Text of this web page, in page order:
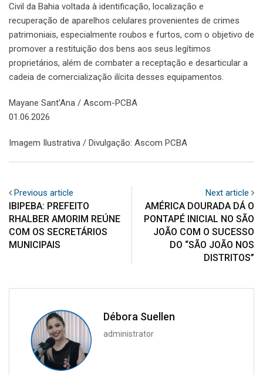
Civil da Bahia voltada à identificação, localização e
recuperação de aparelhos celulares provenientes de crimes
patrimoniais, especialmente roubos e furtos, com o objetivo de
promover a restituição dos bens aos seus legítimos
proprietários, além de combater a receptação e desarticular a
cadeia de comercialização ilícita desses equipamentos.
Mayane Sant’Ana / Ascom-PCBA
01.06.2026
Imagem Ilustrativa / Divulgação: Ascom PCBA
Previous article
IBIPEBA: PREFEITO
RHALBER AMORIM REÚNE
COM OS SECRETÁRIOS
MUNICIPAIS
Next article
AMÉRICA DOURADA DÁ O
PONTAPÉ INICIAL NO SÃO
JOÃO COM O SUCESSO
DO “SÃO JOÃO NOS
DISTRITOS”
Débora Suellen
administrator